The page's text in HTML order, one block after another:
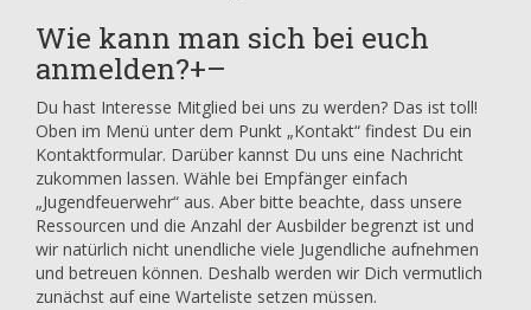
Wie kann man sich bei euch
anmelden?+–
Du hast Interesse Mitglied bei uns zu werden? Das ist toll!
Oben im Menü unter dem Punkt „Kontakt“ findest Du ein
Kontaktformular. Darüber kannst Du uns eine Nachricht
zukommen lassen. Wähle bei Empfänger einfach
„Jugendfeuerwehr“ aus. Aber bitte beachte, dass unsere
Ressourcen und die Anzahl der Ausbilder begrenzt ist und
wir natürlich nicht unendliche viele Jugendliche aufnehmen
und betreuen können. Deshalb werden wir Dich vermutlich
zunächst auf eine Warteliste setzen müssen.